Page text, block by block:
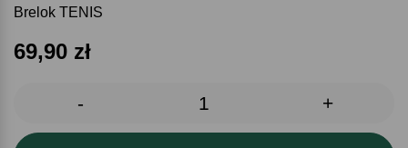
Brelok TENIS
69,90 zł
- +